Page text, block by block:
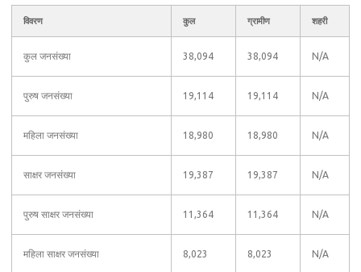
विवरण कुल ग्रामीण शहरी
कुल जनसंख्या 38,094 38,094 N/A
पुरुष जनसंख्या 19,114 19,114 N/A
महिला जनसंख्या 18,980 18,980 N/A
साक्षर जनसंख्या 19,387 19,387 N/A
पुरुष साक्षर जनसंख्या 11,364 11,364 N/A
महिला साक्षर जनसंख्या 8,023 8,023 N/A